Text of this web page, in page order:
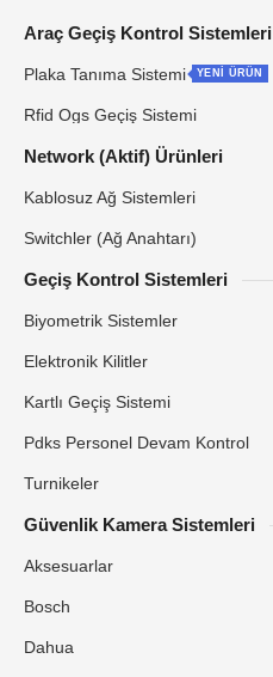
Araç Geçiş Kontrol Sistemleri
Plaka Tanıma Sistemi YENİ ÜRÜN
Rfid Ogs Geçiş Sistemi
Network (Aktif) Ürünleri
Kablosuz Ağ Sistemleri
Switchler (Ağ Anahtarı)
Geçiş Kontrol Sistemleri
Biyometrik Sistemler
Elektronik Kilitler
Kartlı Geçiş Sistemi
Pdks Personel Devam Kontrol
Turnikeler
Güvenlik Kamera Sistemleri
Aksesuarlar
Bosch
Dahua